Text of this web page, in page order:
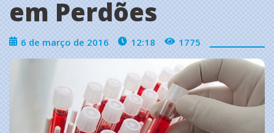
em Perdões
6 de março de 2016 12:18 1775